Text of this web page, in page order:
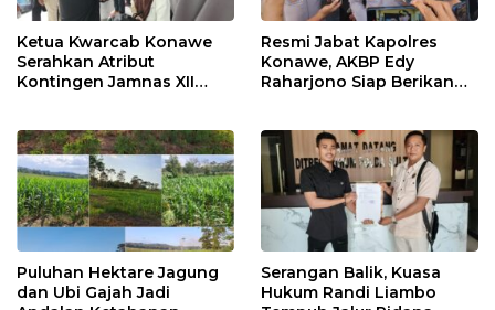
Ketua Kwarcab Konawe
Serahkan Atribut
Kontingen Jamnas XII
Resmi Jabat Kapolres
Konawe, AKBP Edy
Raharjono Siap Berikan
Puluhan Hektare Jagung
dan Ubi Gajah Jadi
Serangan Balik, Kuasa
Hukum Randi Liambo